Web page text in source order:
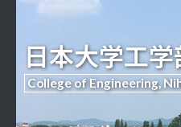
日本大学工
College of Engineering,